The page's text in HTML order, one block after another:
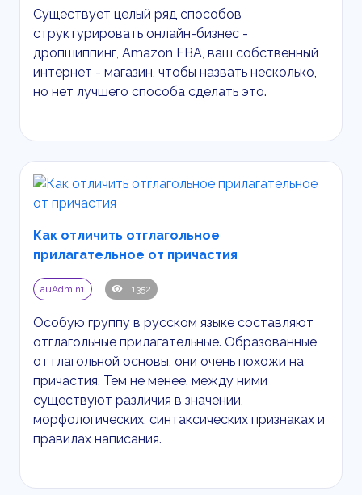
Существует целый ряд способов
структурировать онлайн-бизнес -
дропшиппинг, Amazon FBA, ваш собственный
интернет - магазин, чтобы назвать несколько,
но нет лучшего способа сделать это.
Как отличить отглагольное
прилагательное от причастия
auAdmin1 1352
Особую группу в русском языке составляют
отглагольные прилагательные. Образованные
от глагольной основы, они очень похожи на
причастия. Тем не менее, между ними
существуют различия в значении,
морфологических, синтаксических признаках и
правилах написания.